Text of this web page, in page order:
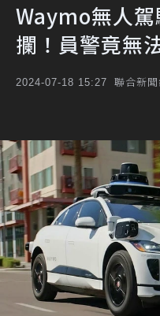
Waymo無人
攔！員警竟無
2024-07-18 15:27 聯合新